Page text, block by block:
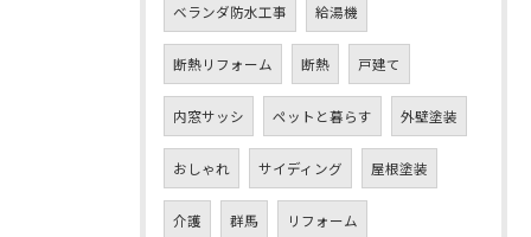
ベランダ防水工事 給湯機
断熱リフォーム 断熱 戸建て
内窓サッシ ペットと暮らす 外壁塗装
おしゃれ サイディング 屋根塗装
介護 群馬 リフォーム